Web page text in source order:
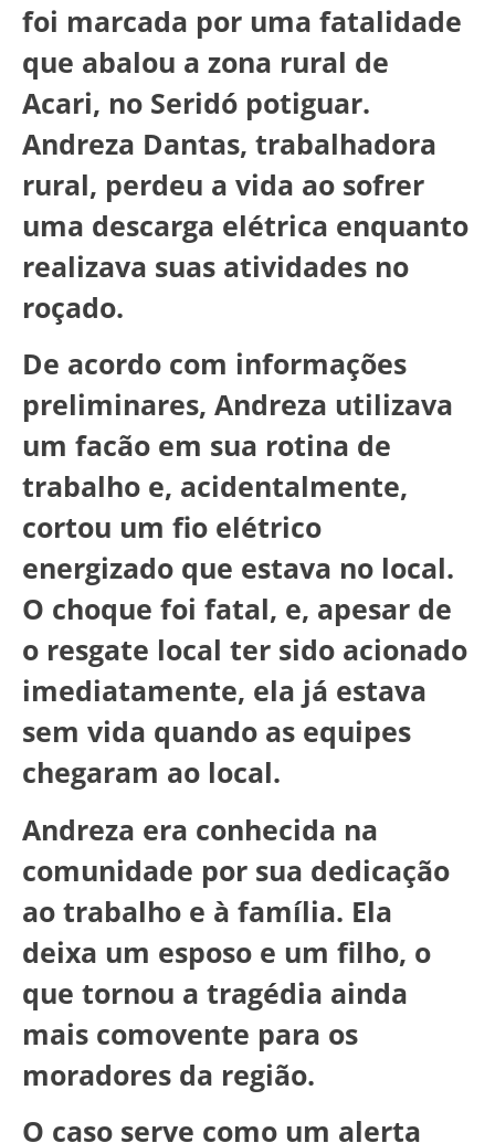
foi marcada por uma fatalidade
que abalou a zona rural de
Acari, no Seridó potiguar.
Andreza Dantas, trabalhadora
rural, perdeu a vida ao sofrer
uma descarga elétrica enquanto
realizava suas atividades no
roçado.
De acordo com informações
preliminares, Andreza utilizava
um facão em sua rotina de
trabalho e, acidentalmente,
cortou um fio elétrico
energizado que estava no local.
O choque foi fatal, e, apesar de
o resgate local ter sido acionado
imediatamente, ela já estava
sem vida quando as equipes
chegaram ao local.
Andreza era conhecida na
comunidade por sua dedicação
ao trabalho e à família. Ela
deixa um esposo e um filho, o
que tornou a tragédia ainda
mais comovente para os
moradores da região.
O caso serve como um alerta